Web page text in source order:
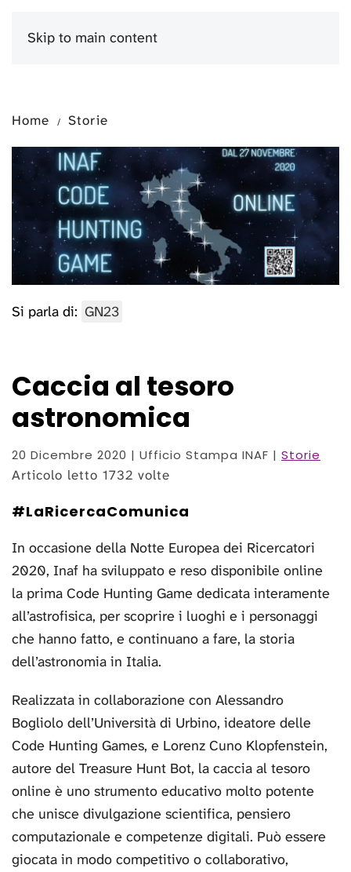
Skip to main content
Home Storie
Si parla di: GN23
Caccia al tesoro
astronomica
20 Dicembre 2020 | Ufficio Stampa INAF | Storie
Articolo letto 1732 volte
#LaRicercaComunica
In occasione della Notte Europea dei Ricercatori
2020, Inaf ha sviluppato e reso disponibile online
la prima Code Hunting Game dedicata interamente
all’astrofisica, per scoprire i luoghi e i personaggi
che hanno fatto, e continuano a fare, la storia
dell’astronomia in Italia.
Realizzata in collaborazione con Alessandro
Bogliolo dell’Università di Urbino, ideatore delle
Code Hunting Games, e Lorenz Cuno Klopfenstein,
autore del Treasure Hunt Bot, la caccia al tesoro
online è uno strumento educativo molto potente
che unisce divulgazione scientifica, pensiero
computazionale e competenze digitali. Può essere
giocata in modo competitivo o collaborativo,